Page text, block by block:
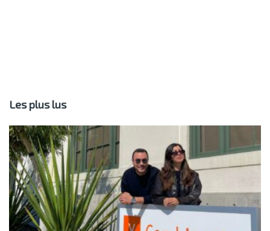
Les plus lus